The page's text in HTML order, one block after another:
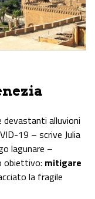
devastanti alluvioni
19 – scrive Julia
lagunare –
obiettivo: mitigare
la fragile